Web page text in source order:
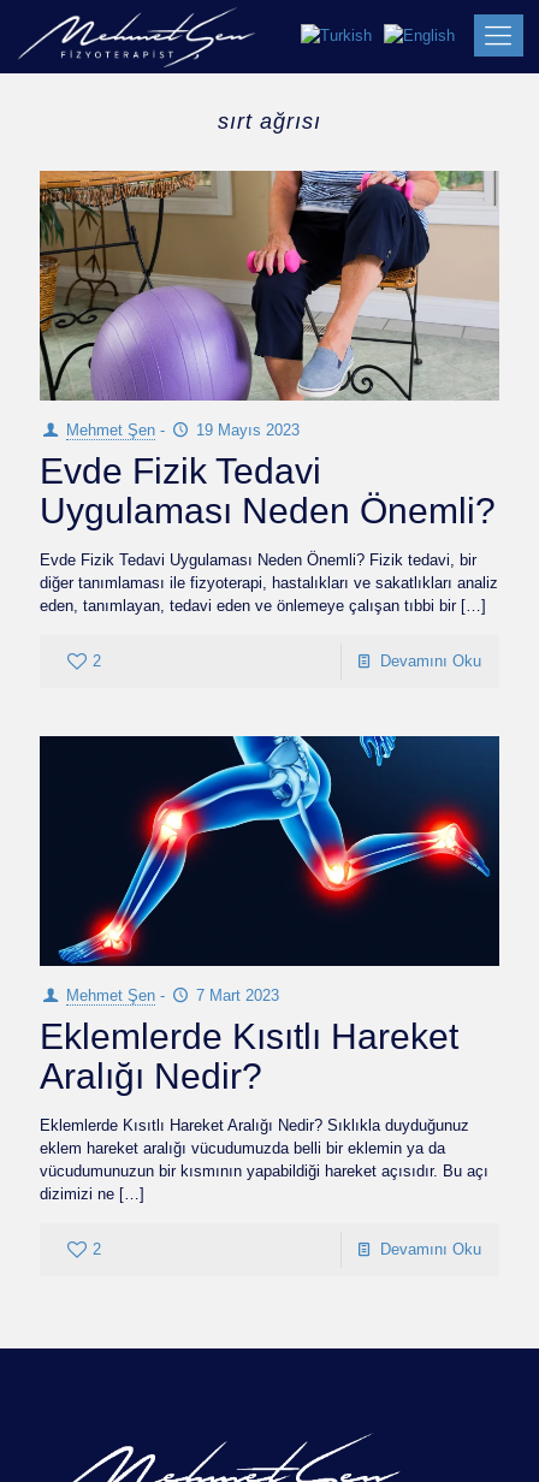
sırt ağrısı
Mehmet Şen - 19 Mayıs 2023
Evde Fizik Tedavi
Uygulaması Neden Önemli?
Evde Fizik Tedavi Uygulaması Neden Önemli? Fizik tedavi, bir
diğer tanımlaması ile fizyoterapi, hastalıkları ve sakatlıkları analiz
eden, tanımlayan, tedavi eden ve önlemeye çalışan tıbbi bir[…]
2 Devamını Oku
Mehmet Şen - 7 Mart 2023
Eklemlerde Kısıtlı Hareket
Aralığı Nedir?
Eklemlerde Kısıtlı Hareket Aralığı Nedir? Sıklıkla duyduğunuz
eklem hareket aralığı vücudumuzda belli bir eklemin ya da
vücudumunuzun bir kısmının yapabildiği hareket açısıdır. Bu açı
dizimizi ne […]
2 Devamını Oku